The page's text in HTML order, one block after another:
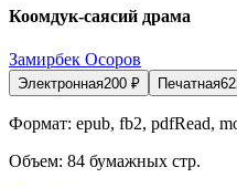
Коомдук-саясий драма
Замирбек Осоров
Электронная200 ₽ Печатная
Формат: epub, fb2, pdfRead,
Объем: 84 бумажных стр.